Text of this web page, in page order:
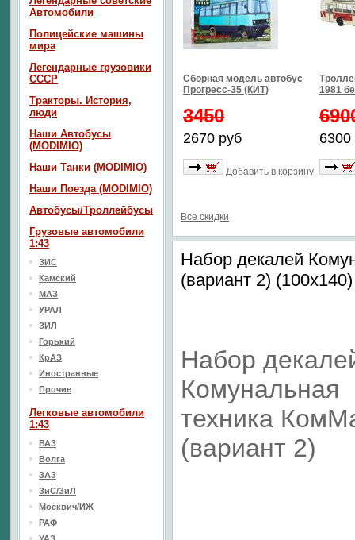
Сборная модель автобус
Прогресс-35 (КИТ)
3450
2670 руб
Добавить в корзину
1981
6300
Все скидки
Набор декалей
(вариант 2) (100х140)
Набор
Комунальная
техника
(вариант 2)
Автомобили
Полицейские машины
мира
Легендарные грузовики
СССР
Тракторы. История,
люди
Наши Автобусы
(MODIMIO)
Наши Танки (MODIMIO)
Наши Поезда (MODIMIO)
Автобусы/Троллейбусы
Грузовые автомобили
1:43
ЗИС
Камский
МАЗ
УРАЛ
ЗИЛ
Горький
КрАЗ
Иностранные
Прочие
Легковые автомобили
1:43
ВАЗ
Волга
ЗАЗ
ЗиС/ЗиЛ
Москвич/ИЖ
РАФ